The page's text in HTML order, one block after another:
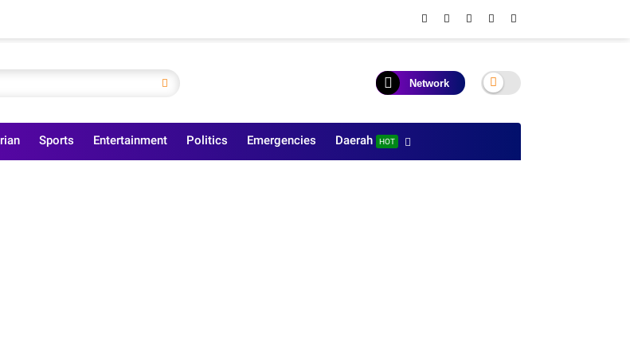
Network
Sports Entertainment Politics Emergencies Daerah HOT